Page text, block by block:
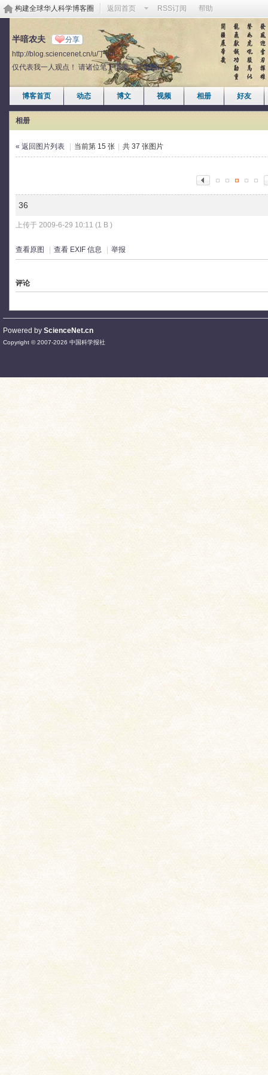
构建全球华人科学博客圈 返回首页 RSS订阅 帮助
半喑农夫 分享
http://blog.sciencenet.cn/u/丁dot
仅代表我一人观点！ 请诸位笔下慎重，莫带粗口！
博客首页 动态 博文 视频 相册 好友
相册
« 返回图片列表 当前第 15 张 共 37 张图片
36
上传于 2009-6-29 10:11 (1 B )
查看原图 查看 EXIF 信息 举报
评论
Powered by ScienceNet.cn
Copyright © 2007-2026 中国科学报社